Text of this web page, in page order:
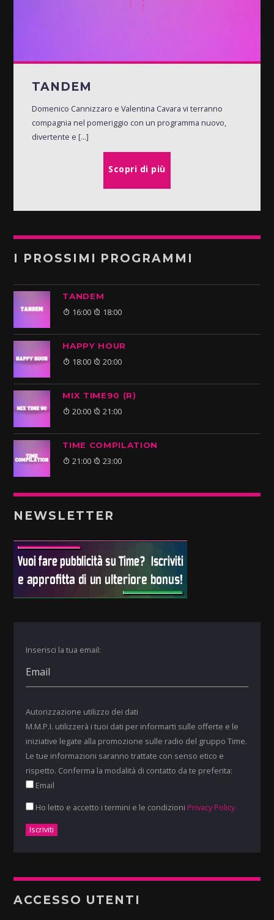
TANDEM
Domenico Cannizzaro e Valentina Cavara vi terranno
compagnia nel pomeriggio con un programma nuovo,
divertente e [...]
Scopri di più
I PROSSIMI PROGRAMMI
TANDEM
16:00 18:00
HAPPY HOUR
18:00 20:00
MIX TIME90 (R)
20:00 21:00
TIME COMPILATION
21:00 23:00
NEWSLETTER
Inserisci la tua email:
Autorizzazione utilizzo dei dati
M.M.P.I. utilizzerà i tuoi dati per informarti sulle offerte e le
iniziative legate alla promozione sulle radio del gruppo Time.
Le tue informazioni saranno trattate con senso etico e
rispetto. Conferma la modalità di contatto da te preferita:
Email
Ho letto e accetto i termini e le condizioni Privacy Policy
ACCESSO UTENTI